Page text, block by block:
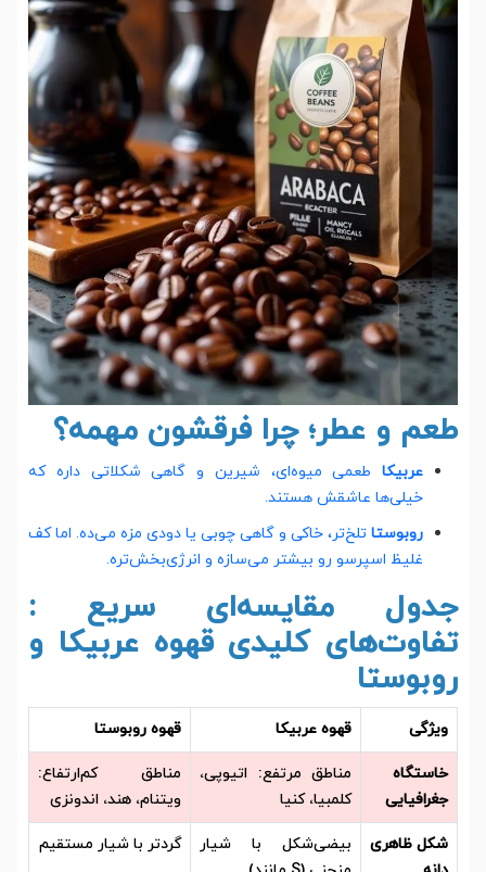
طعم و عطر؛ چرا فرقشون مهمه؟
عربیکا طعمی میوه‌ای، شیرین و گاهی شکلاتی داره که
خیلی‌ها عاشقش هستند.
روبوستا تلخ‌تر، خاکی و گاهی چوبی یا دودی مزه می‌ده. اما کف
غلیظ اسپرسو رو بیشتر می‌سازه و انرژی‌بخش‌تره.
جدول مقایسه‌ای سریع :
تفاوت‌های کلیدی قهوه عربیکا و
روبوستا
ویژگی قهوه عربیکا قهوه روبوستا
خاستگاه
جغرافیایی
مناطق مرتفع: اتیوپی،
کلمبیا، کنیا
مناطق کم‌ارتفاع:
ویتنام، هند، اندونزی
شکل ظاهری
بیضی‌شکل با شیار
گردتر با شیار مستقیم